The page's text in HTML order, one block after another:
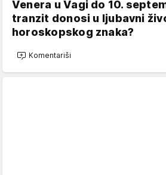
Venera u Vagi do 10.
tranzit donosi u ljubavni
horoskopskog znaka?
Komentariši